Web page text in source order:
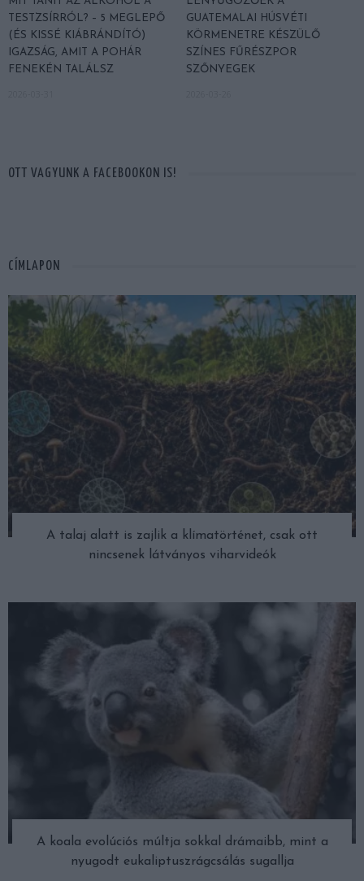
TESTZSÍRRÓL? – 5 MEGLEPŐ
(ÉS KISSÉ KIÁBRÁNDÍTÓ)
IGAZSÁG, AMIT A POHÁR
FENEKÉN TALÁLSZ
GUATEMALAI HÚSVÉTI
KÖRMENETRE KÉSZÜLŐ
SZÍNES FŰRÉSZPOR
SZŐNYEGEK
OTT VAGYUNK A FACEBOOKON IS!
CÍMLAPON
A talaj alatt is zajlik a klímatörténet, csak ott
nincsenek látványos viharvideók
A koala evolúciós múltja sokkal drámaibb, mint a
nyugodt eukaliptuszrágcsálás sugallja